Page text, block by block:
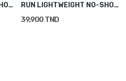
RUN LIGHTWEIGHT NO-SHOW RUN LIGHTWEIGHT NO-SHOW
39,900 TND